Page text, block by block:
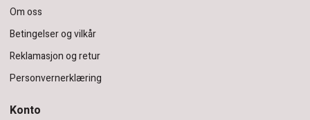
Om oss
Betingelser og vilkår
Reklamasjon og retur
Personvernerklæring
Konto